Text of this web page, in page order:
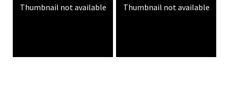
Thumbnail not available Thumbnail not available